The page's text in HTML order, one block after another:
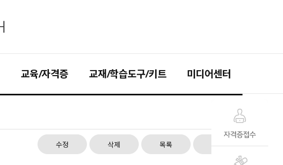
교육/자격증 교재/학습도구/키트 미디어센터
수정 삭제 목록 답변